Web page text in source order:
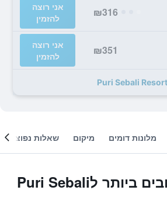
₪316
אני רוצה
להזמין
₪351
אני רוצה
להזמין
מלונות דומים מיקום שאלות נפוצות
המבצעים הטובים ביותר לPuri Sebali